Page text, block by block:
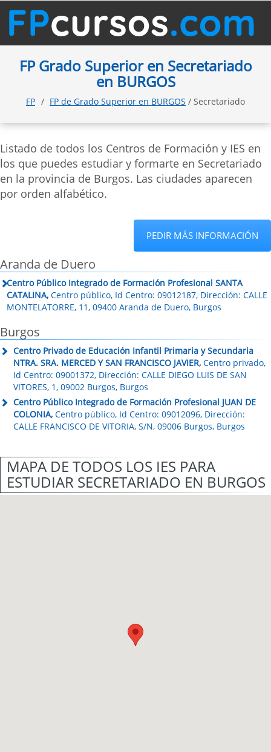
FP Grado Superior en Secretariado
en BURGOS
FP FP de Grado Superior en BURGOS / Secretariado
Listado de todos los Centros de Formación y IES en
los que puedes estudiar y formarte en Secretariado
en la provincia de Burgos. Las ciudades aparecen
por orden alfabético.
PEDIR MÁS INFORMACIÓN
Aranda de Duero
Centro Público Integrado de Formación Profesional SANTA
CATALINA, Centro público, Id Centro: 09012187, Dirección: CALLE
MONTELATORRE, 11, 09400 Aranda de Duero, Burgos
Burgos
Centro Privado de Educación Infantil Primaria y Secundaria
NTRA. SRA. MERCED Y SAN FRANCISCO JAVIER, Centro privado,
Id Centro: 09001372, Dirección: CALLE DIEGO LUIS DE SAN
VITORES, 1, 09002 Burgos, Burgos
Centro Público Integrado de Formación Profesional JUAN DE
COLONIA, Centro público, Id Centro: 09012096, Dirección:
CALLE FRANCISCO DE VITORIA, S/N, 09006 Burgos, Burgos
MAPA DE TODOS LOS IES PARA
ESTUDIAR SECRETARIADO EN BURGOS